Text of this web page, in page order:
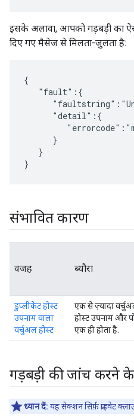
इसके अलावा, आपको गड़बड़ी का
दिए गए मैसेज से मिलता-जुलता है:
{
   "fault":{
      "detail":{
      }
   }
}
संभावित कारण
वजह ब्यौरा
डुप्लीकेट होस्ट
उपनाम वाला
वर्चुअल होस्ट
एक से ज़्यादा
होस्ट उपनाम और
एक ही होता है.
गड़बड़ी की जांच करने के
ध्यान दें: यह सेक्शन सिर्फ़ प्राइवेट